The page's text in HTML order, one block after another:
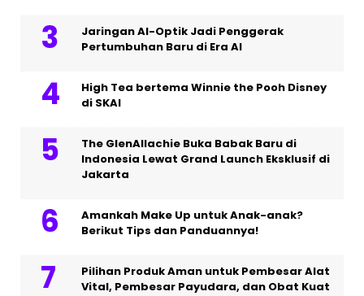
Jaringan AI-Optik Jadi Penggerak
Pertumbuhan Baru di Era AI
High Tea bertema Winnie the Pooh Disney
di SKAI
The GlenAllachie Buka Babak Baru di
Indonesia Lewat Grand Launch Eksklusif di
Jakarta
Amankah Make Up untuk Anak-anak?
Berikut Tips dan Panduannya!
Pilihan Produk Aman untuk Pembesar Alat
Vital, Pembesar Payudara, dan Obat Kuat